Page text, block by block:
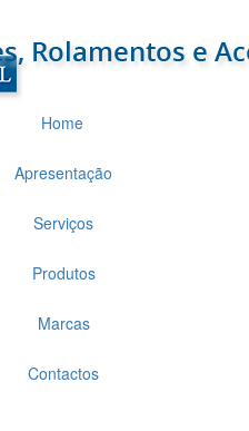
Home
Apresentação
Serviços
Produtos
Marcas
Contactos